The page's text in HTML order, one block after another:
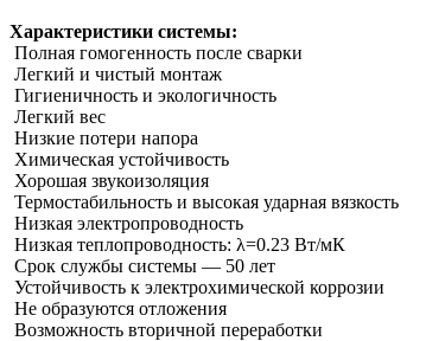
Характеристики системы:
Полная гомогенность после сварки
Легкий и чистый монтаж
Гигиеничность и экологичность
Легкий вес
Низкие потери напора
Химическая устойчивость
Хорошая звукоизоляция
Термостабильность и высокая ударная вязкость
Низкая электропроводность
Низкая теплопроводность: λ=0.23 Вт/мК
Срок службы системы ― 50 лет
Устойчивость к электрохимической коррозии
Не образуются отложения
Возможность вторичной переработки